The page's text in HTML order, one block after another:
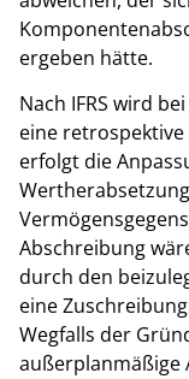
ergeben hätte.
Nach IFRS wird
eine retrospektive
erfolgt die
Abschreibung
durch den
eine
Wegfalls der
außerplanmäßige